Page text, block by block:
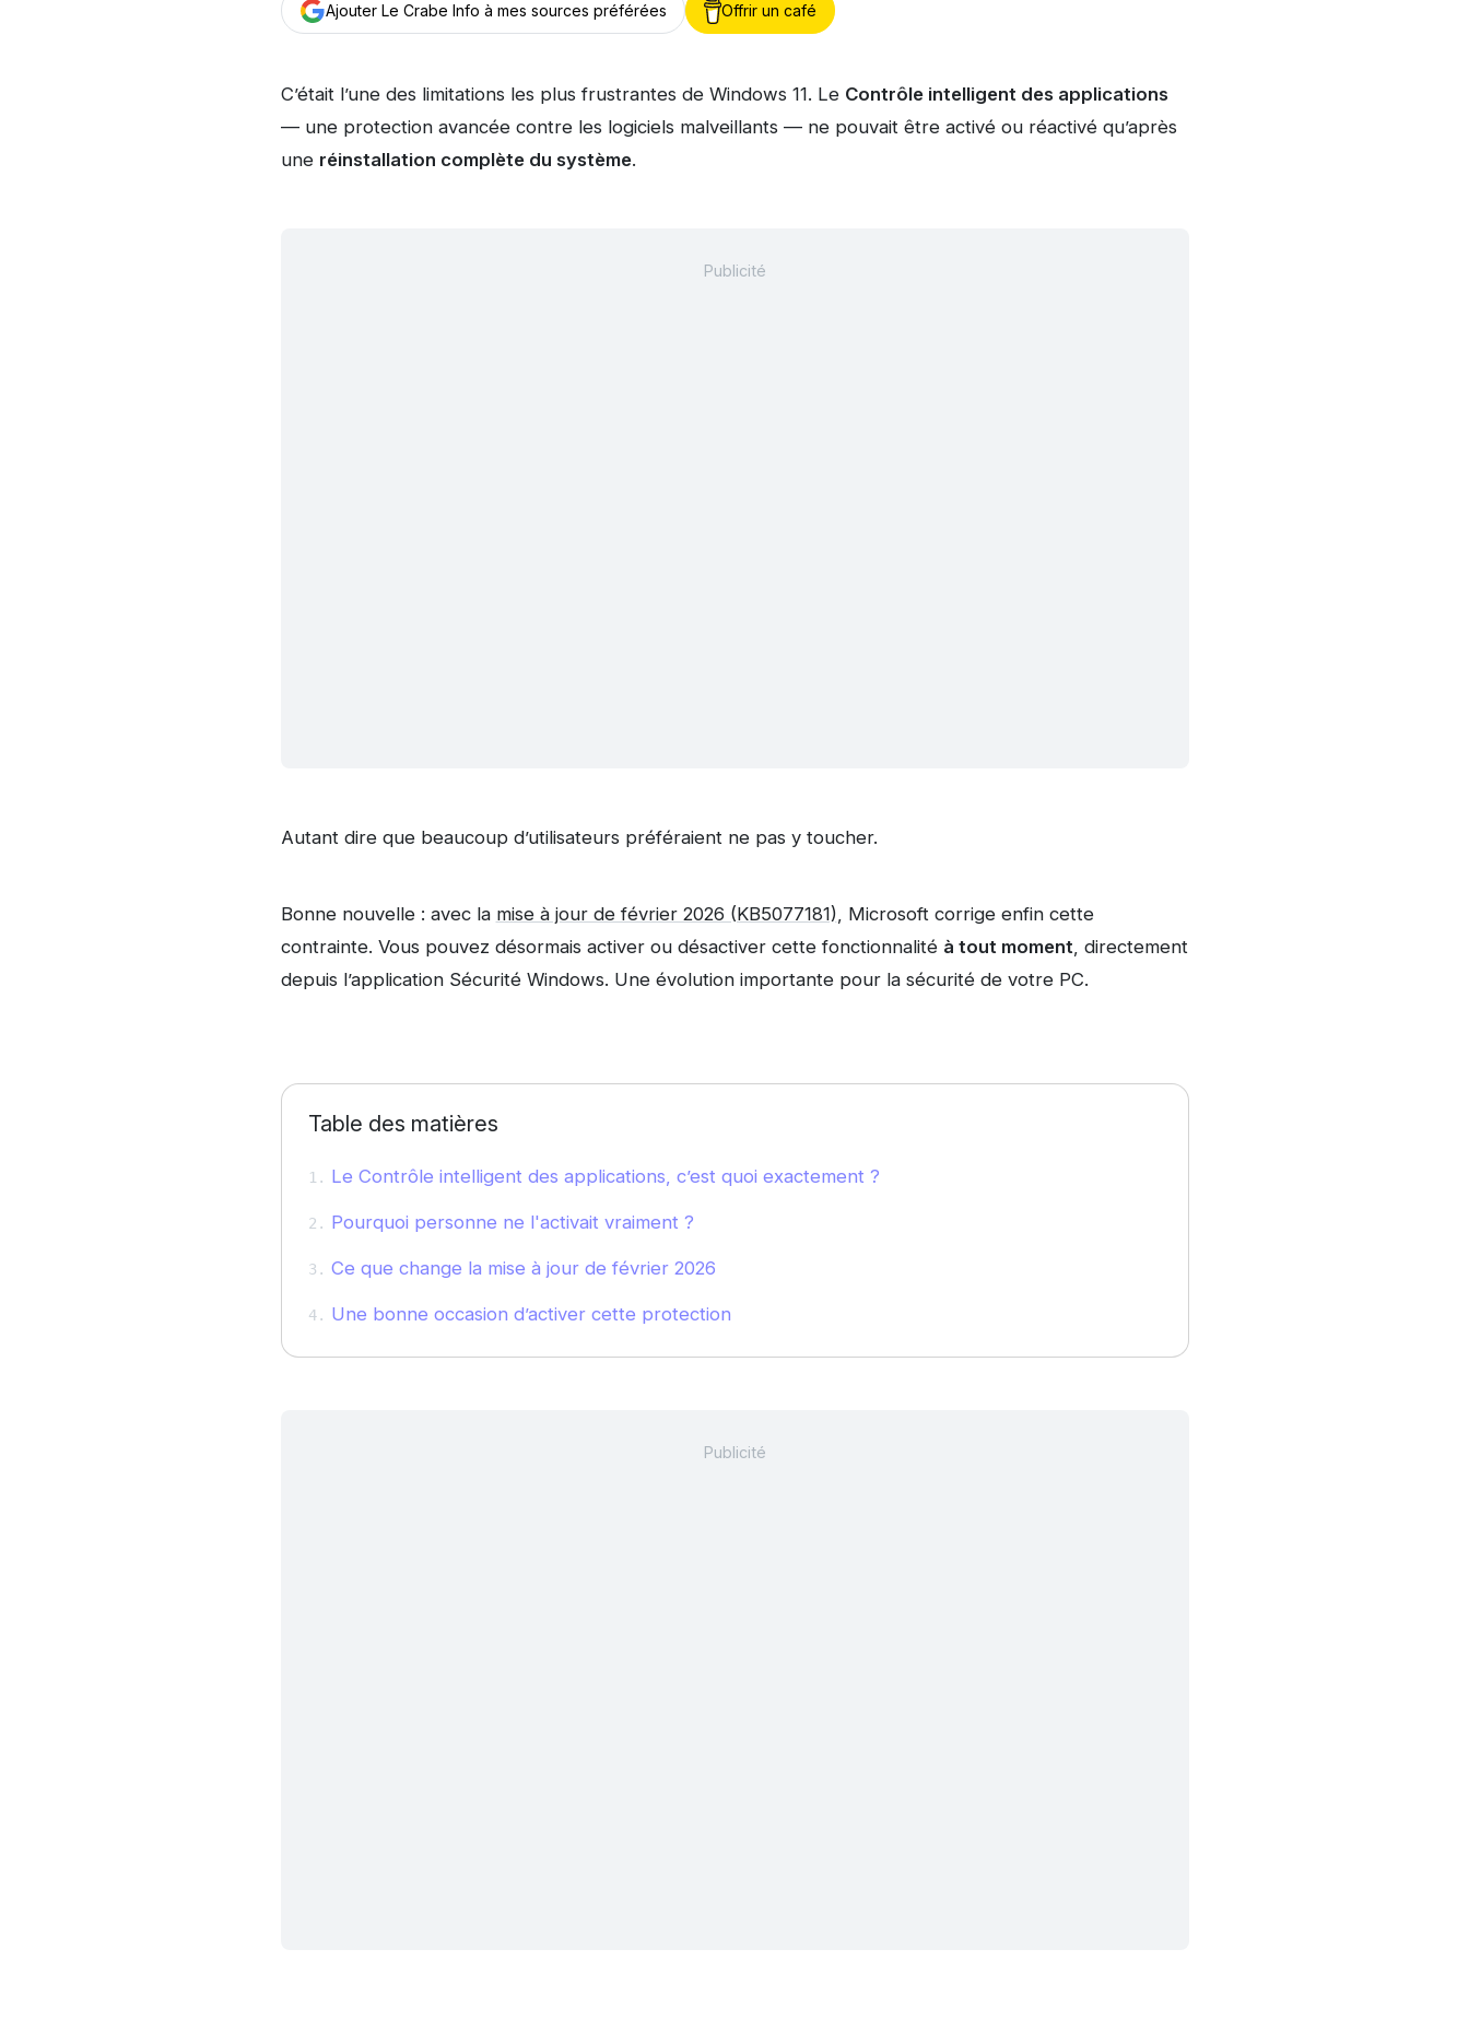
Ajouter Le Crabe Info à mes sources préférées Offrir un café
C’était l’une des limitations les plus frustrantes de Windows 11. Le Contrôle intelligent des applications
— une protection avancée contre les logiciels malveillants — ne pouvait être activé ou réactivé qu’après
une réinstallation complète du système.
Autant dire que beaucoup d’utilisateurs préféraient ne pas y toucher.
Bonne nouvelle : avec la mise à jour de février 2026 (KB5077181), Microsoft corrige enfin cette
contrainte. Vous pouvez désormais activer ou désactiver cette fonctionnalité à tout moment, directement
depuis l’application Sécurité Windows. Une évolution importante pour la sécurité de votre PC.
Table des matières
Le Contrôle intelligent des applications, c’est quoi exactement ?
Pourquoi personne ne l'activait vraiment ?
Ce que change la mise à jour de février 2026
Une bonne occasion d’activer cette protection